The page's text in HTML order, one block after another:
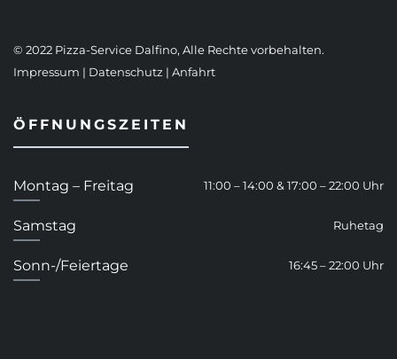
© 2022 Pizza-Service Dalfino, Alle Rechte vorbehalten.
Impressum | Datenschutz | Anfahrt
ÖFFNUNGSZEITEN
Montag – Freitag 11:00 – 14:00 & 17:00 – 22:00 Uhr
Samstag Ruhetag
Sonn-/Feiertage 16:45 – 22:00 Uhr